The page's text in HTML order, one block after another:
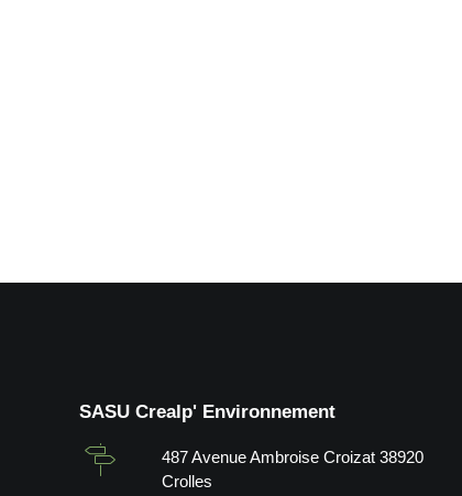
SASU Crealp' Environnement
487 Avenue Ambroise Croizat 38920
Crolles